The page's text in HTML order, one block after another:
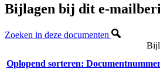
Bijlagen bij dit e-
Zoeken in deze documenten
Oplopend sorteren: